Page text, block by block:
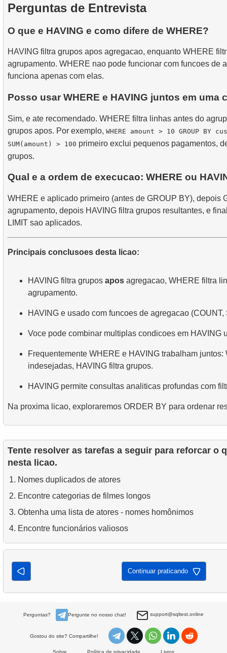
Perguntas de Entrevista
O que e HAVING e como difere de WHERE?
HAVING filtra grupos apos agregacao, enquanto WHERE
agrupamento. WHERE nao pode funcionar com funcoes de
funciona apenas com elas.
Posso usar WHERE e HAVING juntos em uma
Sim, e ate recomendado. WHERE filtra linhas antes do
grupos apos. Por exemplo, WHERE amount > 10 GROUP BY
SUM(amount) > 100 primeiro exclui pequenos pagamentos,
grupos.
Qual e a ordem de execucao: WHERE ou
WHERE e aplicado primeiro (antes de GROUP BY), depois
agrupamento, depois HAVING filtra grupos resultantes, e
LIMIT sao aplicados.
Principais conclusoes desta licao:
HAVING filtra grupos apos agregacao, WHERE filtra
agrupamento.
HAVING e usado com funcoes de agregacao (COUNT,
Voce pode combinar multiplas condicoes em HAVING
Frequentemente WHERE e HAVING trabalham
indesejadas, HAVING filtra grupos.
HAVING permite consultas analiticas profundas com
Na proxima licao, exploraremos ORDER BY para ordenar
Tente resolver as tarefas a seguir para reforcar o
nesta licao.
Nomes duplicados de atores
Encontre categorias de filmes longos
Obtenha uma lista de atores - nomes homônimos
Encontre funcionários valiosos
Continuar praticando
Perguntas? Pergunte no nosso chat! support@sqltest.online
Gostou do site? Compartilhe!